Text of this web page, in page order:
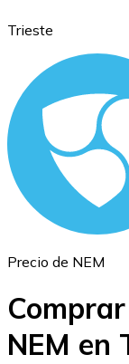
Ethereum
ETH
Trieste
Precio de NEM
Comprar
NEM en